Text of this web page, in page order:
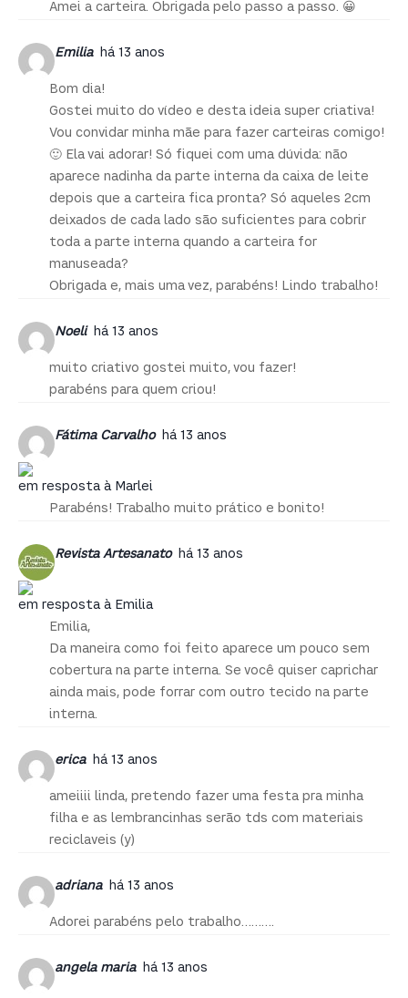
Amei a carteira. Obrigada pelo passo a passo. 😀
Emilia há 13 anos
Bom dia!
Gostei muito do vídeo e desta ideia super criativa!
Vou convidar minha mãe para fazer carteiras comigo!
🙂 Ela vai adorar! Só fiquei com uma dúvida: não
aparece nadinha da parte interna da caixa de leite
depois que a carteira fica pronta? Só aqueles 2cm
deixados de cada lado são suficientes para cobrir
toda a parte interna quando a carteira for
manuseada?
Obrigada e, mais uma vez, parabéns! Lindo trabalho!
Noeli há 13 anos
muito criativo gostei muito, vou fazer!
parabéns para quem criou!
Fátima Carvalho há 13 anos
em resposta à Marlei
Parabéns! Trabalho muito prático e bonito!
Revista Artesanato há 13 anos
em resposta à Emilia
Emilia,
Da maneira como foi feito aparece um pouco sem
cobertura na parte interna. Se você quiser caprichar
ainda mais, pode forrar com outro tecido na parte
interna.
erica há 13 anos
ameiiii linda, pretendo fazer uma festa pra minha
filha e as lembrancinhas serão tds com materiais
reciclaveis (y)
adriana há 13 anos
Adorei parabéns pelo trabalho……….
angela maria há 13 anos